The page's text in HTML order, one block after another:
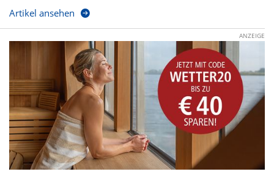
Artikel ansehen
ANZEIGE